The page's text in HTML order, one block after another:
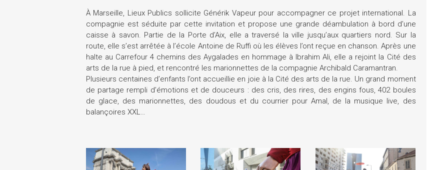
À Marseille, Lieux Publics sollicite Générik Vapeur pour accompagner ce projet international. La
compagnie est séduite par cette invitation et propose une grande déambulation à bord d’une
caisse à savon. Partie de la Porte d’Aix, elle a traversé la ville jusqu’aux quartiers nord. Sur la
route, elle s’est arrêtée à l’école Antoine de Ruffi où les élèves l’ont reçue en chanson. Après une
halte au Carrefour 4 chemins des Aygalades en hommage à Ibrahim Ali, elle a rejoint la Cité des
arts de la rue à pied, et rencontré les marionnettes de la compagnie Archibald Caramantran.
Plusieurs centaines d’enfants l’ont accueillie en joie à la Cité des arts de la rue. Un grand moment
de partage rempli d’émotions et de douceurs : des cris, des rires, des engins fous, 402 boules
de glace, des marionnettes, des doudous et du courrier pour Amal, de la musique live, des
balançoires XXL…